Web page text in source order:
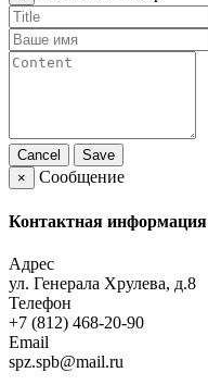
Cancel
Save
×
Сообщение
Контактная информация
Адрес
ул. Генерала Хрулева, д.8
Телефон
+7 (812) 468-20-90
Email
spz.spb@mail.ru